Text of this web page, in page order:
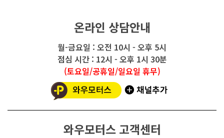
온라인 상담안내
월-금요일 : 오전 10시 - 오후 5시
점심 시간 : 12시 - 오후 1시 30분
(토요일/공휴일/일요일 휴무)
와우모터스 고객센터